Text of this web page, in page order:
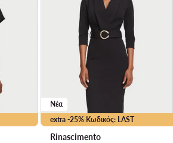
extra -25% Κωδικός: LAST
Νέα
Rinascimento